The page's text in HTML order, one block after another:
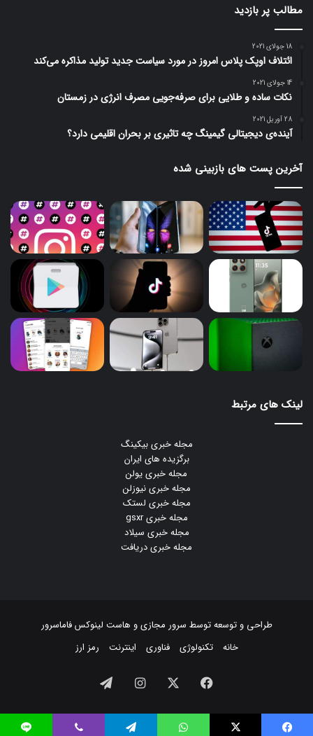
مطالب پر بازدید
18 جولای 2021
ائتلاف اوپک پلاس امروز در مورد سیاست جدید تولید مذاکره می‌کند
14 جولای 2021
نکات ساده و طلایی برای صرفه‌جویی مصرف انرژی در زمستان
28 آوریل 2021
آینده‌ی دیجیتالی گیمینگ چه تاثیری بر بحران اقلیمی دارد؟
آخرین پست های بازبینی شده
لینک های مرتبط
مجله خبری بیکینگ
برگزیده های ایران
مجله خبری یولن
مجله خبری نیوزلن
مجله خبری لستک
مجله خبری gsxr
مجله خبری سیلاد
مجله خبری دریافت
طراحی و توسعه توسط سرور مجازیو هاست لینوکسفاماسرور
خانه
تکنولوژی فناوری اینترنت رمز ارز
فیسبوک ایکس اینستاگرام